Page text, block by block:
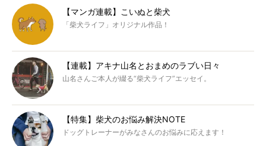
【マンガ連載】こいぬと柴犬
「柴犬ライフ」オリジナル作品！
【連載】アキナ山名とおまめのラブい日々
山名さんご本人が綴る“柴犬ライフ”エッセイ。
【特集】柴犬のお悩み解決NOTE
ドッグトレーナーがみなさんのお悩みに応えます！